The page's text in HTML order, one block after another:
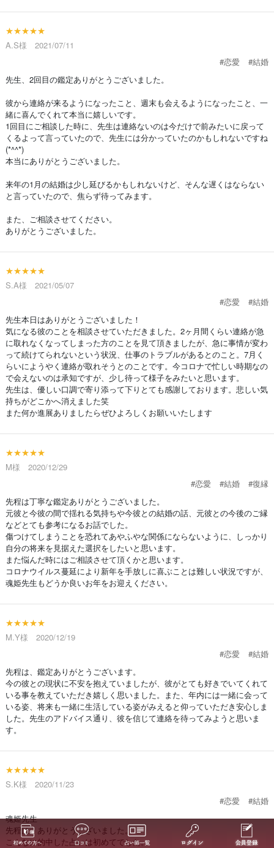
★★★★★
A.S様 2021/07/11
#恋愛
#結婚
先生、2回目の鑑定ありがとうございました。
彼から連絡が来るようになったこと、週末も会えるようになったこと、一
緒に喜んでくれて本当に嬉しいです。
1回目にご相談した時に、先生は連絡ないのは今だけで前みたいに戻って
くるよって言っていたので、先生には分かっていたのかもしれないですね
(*^^*)
本当にありがとうございました。
来年の1月の結婚は少し延びるかもしれないけど、そんな遅くはならない
と言っていたので、焦らず待ってみます。
また、ご相談させてください。
ありがとうございました。
★★★★★
S.A様 2021/05/07
#恋愛
#結婚
先生本日はありがとうございました！
気になる彼のことを相談させていただきました。2ヶ月間くらい連絡が急
に取れなくなってしまった方のことを見て頂きましたが、急に事情が変わ
って続けてられないという状況、仕事のトラブルがあるとのこと。7月く
らいにようやく連絡が取れそうとのことです。今コロナで忙しい時期なの
で会えないのは承知ですが、少し待って様子をみたいと思います。
先生は、優しい口調で寄り添って下りとても感謝しております。悲しい気
持ちがどこかへ消えました笑
また何か進展ありましたらぜひよろしくお願いいたします
★★★★★
M様 2020/12/29
#恋愛
#結婚
#復縁
先程は丁寧な鑑定ありがとうございました。
元彼と今彼の間で揺れる気持ちや今彼との結婚の話、元彼との今後のご縁
などとても参考になるお話でした。
傷つけてしまうことを恐れてあやふやな関係にならないように、しっかり
自分の将来を見据えた選択をしたいと思います。
また悩んだ時にはご相談させて頂くかと思います。
コロナウイルス蔓延により新年を手放しに喜ぶことは難しい状況ですが、
魂姫先生もどうか良いお年をお迎えください。
★★★★★
M.Y様 2020/12/19
#恋愛
#結婚
先程は、鑑定ありがとうございます。
今の彼との現状に不安を抱えていましたが、彼がとても好きでいてくれて
いる事を教えていただき嬉しく思いました。また、年内には一緒に会って
いる姿、将来も一緒に生活している姿がみえると仰っていただき安心しま
した。先生のアドバイス通り、彼を信じて連絡を待ってみようと思いま
す。
★★★★★
S.K様 2020/11/23
#恋愛
#結婚
魂姫先生
先程は、ありがとうございました。
こんなに的中した占いは初めてでした。